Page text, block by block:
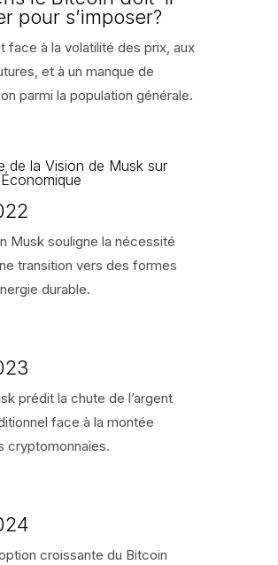
pour s’imposer?
face à la volatilité des prix, aux
et à un manque de
parmi la population générale.
de la Vision de Musk sur
Économique
Musk souligne la nécessité
transition vers des formes
durable.
prédit la chute de l’argent
face à la montée
cryptomonnaies.
croissante du Bitcoin